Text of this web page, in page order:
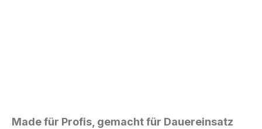
Made für Profis, gemacht für Dauereinsatz